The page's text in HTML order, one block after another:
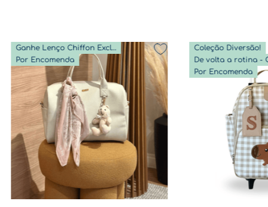
Ganhe Lenço Chiffon Exclusivo
Por Encomenda
Coleção Diversão!
Por Encomenda